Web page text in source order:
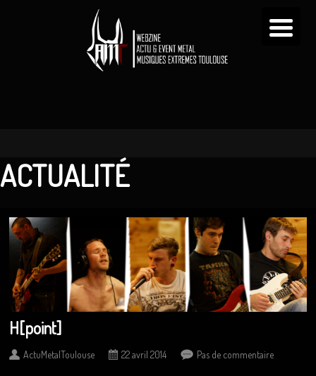
ACTUALITÉ
H[point]
ActuMetalToulouse 22 avril 2014 Pas de commentaire